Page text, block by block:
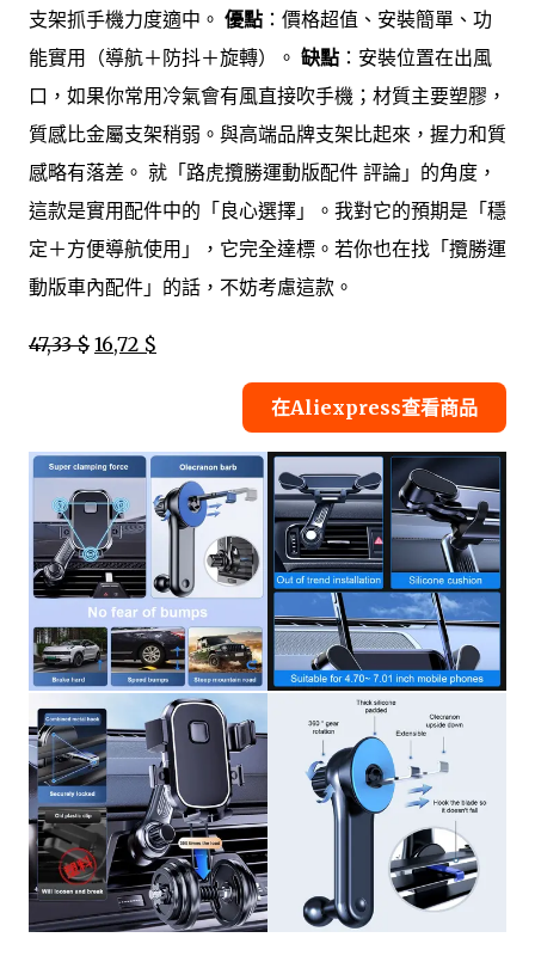
支架抓手機力度適中。 優點 ：價格超值、安裝簡單、功
能實用（導航＋防抖＋旋轉）。 缺點 ：安裝位置在出風
口，如果你常用冷氣會有風直接吹手機；材質主要塑膠，
質感比金屬支架稍弱。與高端品牌支架比起來，握力和質
感略有落差。 就「路虎攬勝運動版配件 評論」的角度，
這款是實用配件中的「良心選擇」。我對它的預期是「穩
定＋方便導航使用」，它完全達標。若你也在找「攬勝運
動版車內配件」的話，不妨考慮這款。
47,33 $ 16,72 $
在Aliexpress查看商品